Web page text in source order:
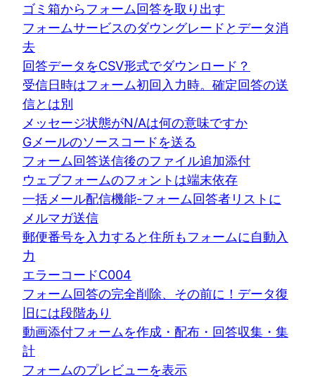
ゴミ箱からフォーム回答を取り出す
フォームサービスのダウングレードとデータ消
去
回答データをCSV形式でダウンロード？
受信日時はフォーム初回入力時。確定回答の送
信とは別
メッセージ状態がN/Aは何の意味ですか
Gメールのソースコードを送る
フォーム回答送信後のファイル追加添付
ウェブフォームのフォントは端末依存
一括メール配信機能-フォーム回答者リストに
メルマガ送信
郵便番号を入力すると住所もフォームに自動入
力
エラーコードC004
フォーム回答の完全削除、その前に！データ復
旧には段階あり
動画添付フォームを作成・配布・回答収集・集
計
フォームのプレビューを表示